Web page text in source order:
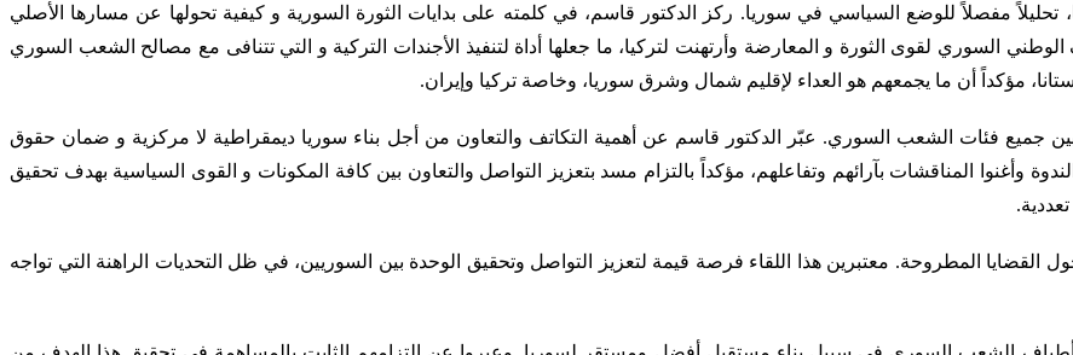
مفصلاً للوضع السياسي في سوريا. ركز الدكتور قاسم، في كلمته على بدايات الثورة السورية و كيفية تحولها عن مسارها الأصلي
السوري لقوى الثورة و المعارضة وأرتهنت لتركيا، ما جعلها أداة لتنفيذ الأجندات التركية و التي تتنافى مع مصالح الشعب السوري
مؤكداً أن ما يجمعهم هو العداء لإقليم شمال وشرق سوريا، وخاصة تركيا وإيران.
جميع فئات الشعب السوري. عبّر الدكتور قاسم عن أهمية التكاتف والتعاون من أجل بناء سوريا ديمقراطية لا مركزية و ضمان حقوق
وأغنوا المناقشات بآرائهم وتفاعلهم، مؤكداً بالتزام مسد بتعزيز التواصل والتعاون بين كافة المكونات و القوى السياسية بهدف تحقيق
القضايا المطروحة. معتبرين هذا اللقاء فرصة قيمة لتعزيز التواصل وتحقيق الوحدة بين السوريين، في ظل التحديات الراهنة التي تواجه